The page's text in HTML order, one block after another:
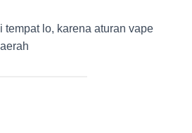
tempat lo, karena aturan vape